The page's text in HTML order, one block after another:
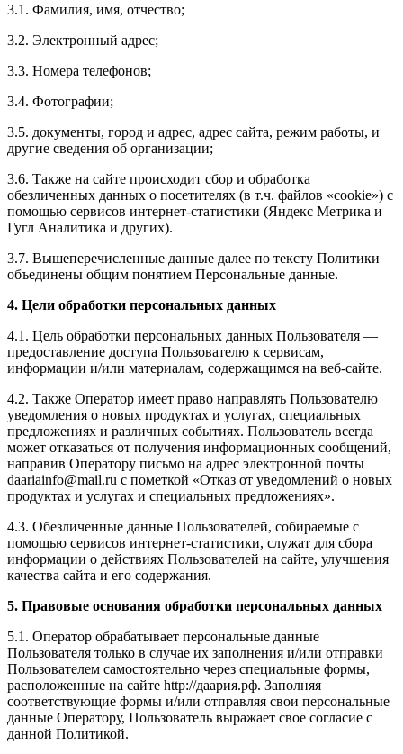
3.1. Фамилия, имя, отчество;
3.2. Электронный адрес;
3.3. Номера телефонов;
3.4. Фотографии;
3.5. документы, город и адрес, адрес сайта, режим работы, и
другие сведения об организации;
3.6. Также на сайте происходит сбор и обработка
обезличенных данных о посетителях (в т.ч. файлов «cookie») с
помощью сервисов интернет-статистики (Яндекс Метрика и
Гугл Аналитика и других).
3.7. Вышеперечисленные данные далее по тексту Политики
объединены общим понятием Персональные данные.
4. Цели обработки персональных данных
4.1. Цель обработки персональных данных Пользователя —
предоставление доступа Пользователю к сервисам,
информации и/или материалам, содержащимся на веб-сайте.
4.2. Также Оператор имеет право направлять Пользователю
уведомления о новых продуктах и услугах, специальных
предложениях и различных событиях. Пользователь всегда
может отказаться от получения информационных сообщений,
направив Оператору письмо на адрес электронной почты
daariainfo@mail.ru с пометкой «Отказ от уведомлений о новых
продуктах и услугах и специальных предложениях».
4.3. Обезличенные данные Пользователей, собираемые с
помощью сервисов интернет-статистики, служат для сбора
информации о действиях Пользователей на сайте, улучшения
качества сайта и его содержания.
5. Правовые основания обработки персональных данных
5.1. Оператор обрабатывает персональные данные
Пользователя только в случае их заполнения и/или отправки
Пользователем самостоятельно через специальные формы,
расположенные на сайте http://даария.рф. Заполняя
соответствующие формы и/или отправляя свои персональные
данные Оператору, Пользователь выражает свое согласие с
данной Политикой.